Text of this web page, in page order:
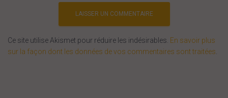
Ce site utilise Akismet pour réduire les indésirables. En savoir plus
sur la façon dont les données de vos commentaires sont traitées